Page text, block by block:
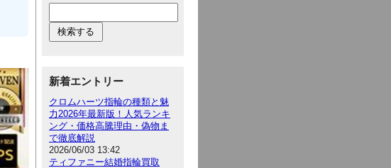
新着エントリー
クロムハーツ指輪の種類と魅
力2026年最新版！人気ランキ
ング・価格高騰理由・偽物ま
で徹底解説
2026/06/03 13:42
ティファニー結婚指輪買取